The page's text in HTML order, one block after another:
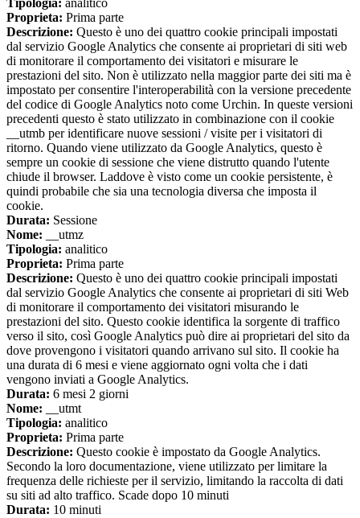
Tipologia: analitico
Proprieta: Prima parte
Descrizione: Questo è uno dei quattro cookie principali impostati
dal servizio Google Analytics che consente ai proprietari di siti web
di monitorare il comportamento dei visitatori e misurare le
prestazioni del sito. Non è utilizzato nella maggior parte dei siti ma è
impostato per consentire l'interoperabilità con la versione precedente
del codice di Google Analytics noto come Urchin. In queste versioni
precedenti questo è stato utilizzato in combinazione con il cookie
__utmb per identificare nuove sessioni / visite per i visitatori di
ritorno. Quando viene utilizzato da Google Analytics, questo è
sempre un cookie di sessione che viene distrutto quando l'utente
chiude il browser. Laddove è visto come un cookie persistente, è
quindi probabile che sia una tecnologia diversa che imposta il
cookie.
Durata: Sessione
Nome: __utmz
Tipologia: analitico
Proprieta: Prima parte
Descrizione: Questo è uno dei quattro cookie principali impostati
dal servizio Google Analytics che consente ai proprietari di siti Web
di monitorare il comportamento dei visitatori misurando le
prestazioni del sito. Questo cookie identifica la sorgente di traffico
verso il sito, così Google Analytics può dire ai proprietari del sito da
dove provengono i visitatori quando arrivano sul sito. Il cookie ha
una durata di 6 mesi e viene aggiornato ogni volta che i dati
vengono inviati a Google Analytics.
Durata: 6 mesi 2 giorni
Nome: __utmt
Tipologia: analitico
Proprieta: Prima parte
Descrizione: Questo cookie è impostato da Google Analytics.
Secondo la loro documentazione, viene utilizzato per limitare la
frequenza delle richieste per il servizio, limitando la raccolta di dati
su siti ad alto traffico. Scade dopo 10 minuti
Durata: 10 minuti